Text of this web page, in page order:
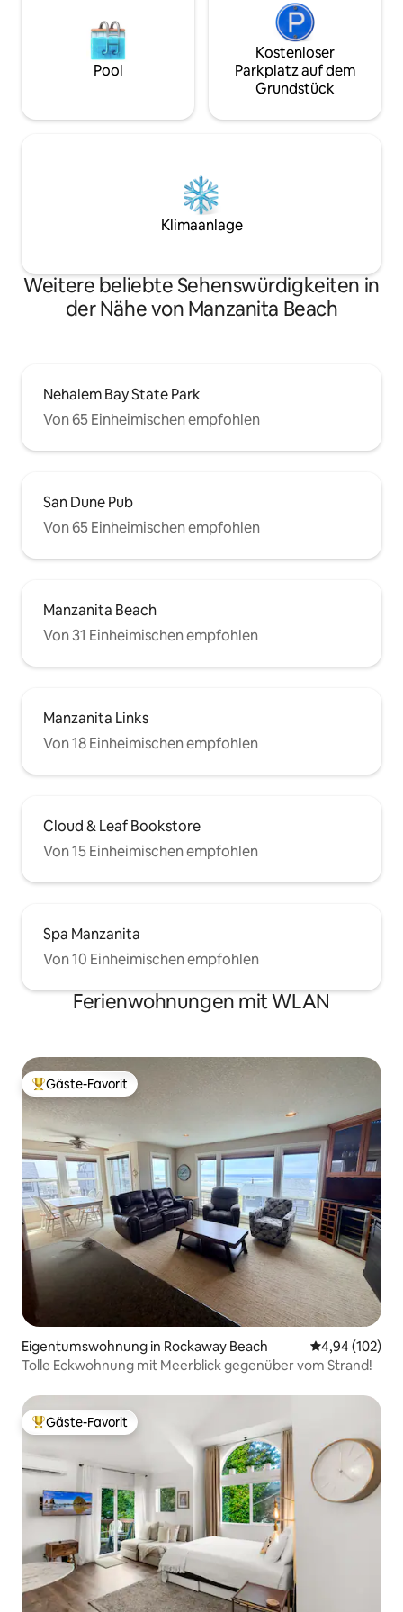
Pool
Kostenloser
Parkplatz auf dem
Grundstück
Klimaanlage
Weitere beliebte Sehenswürdigkeiten in
der Nähe von Manzanita Beach
Nehalem Bay State Park
Von 65 Einheimischen empfohlen
San Dune Pub
Von 65 Einheimischen empfohlen
Manzanita Beach
Von 31 Einheimischen empfohlen
Manzanita Links
Von 18 Einheimischen empfohlen
Cloud & Leaf Bookstore
Von 15 Einheimischen empfohlen
Spa Manzanita
Von 10 Einheimischen empfohlen
Ferienwohnungen mit WLAN
Beliebter Gäste-Favorit.
Gäste-Favorit
Eigentumswohnung in Rockaway Beach
4,94 (102)
Tolle Eckwohnung mit Meerblick gegenüber vom Strand!
Beliebter Gäste-Favorit.
Gäste-Favorit